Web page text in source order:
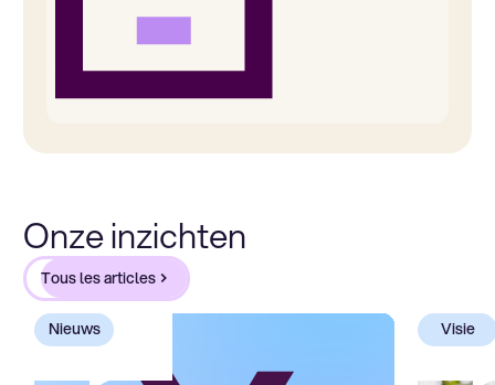
Onze inzichten
Tous les articles
Nieuws Visie